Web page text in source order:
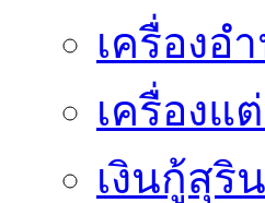
เครื่องอ
เครื่องแ
เงินกู้สุริ